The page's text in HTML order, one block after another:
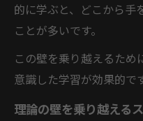
的に学ぶと、どこから手
ことが多いです。
この壁を乗り越えるた
意識した学習が効果的で
理論の壁を乗り越える